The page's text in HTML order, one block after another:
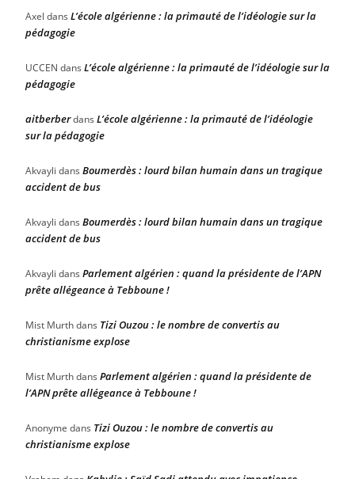
Axel dans L’école algérienne : la primauté de l’idéologie sur la
pédagogie
UCCEN dans L’école algérienne : la primauté de l’idéologie sur la
pédagogie
aitberberdans L’école algérienne : la primauté de l’idéologie
sur la pédagogie
Akvayli dans Boumerdès : lourd bilan humain dans un tragique
accident de bus
Akvayli dans Boumerdès : lourd bilan humain dans un tragique
accident de bus
Akvayli dans Parlement algérien : quand la présidente de l’APN
prête allégeance à Tebboune !
Mist Murthdans Tizi Ouzou : le nombre de convertis au
christianisme explose
Mist Murthdans Parlement algérien : quand la présidente de
l’APN prête allégeance à Tebboune !
Anonyme dans Tizi Ouzou : le nombre de convertis au
christianisme explose